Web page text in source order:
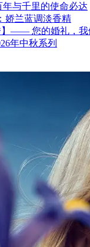
与千里的使命必达
娇兰蓝调淡香精
】—— 您的婚礼，我
年中秋系列